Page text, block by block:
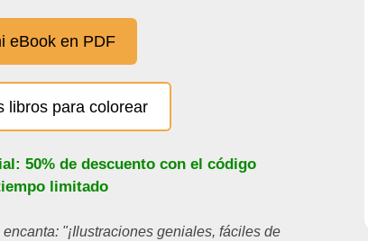
eBook en PDF
libros para colorear
50% de descuento con el código
limitado
"¡Ilustraciones geniales, fáciles de